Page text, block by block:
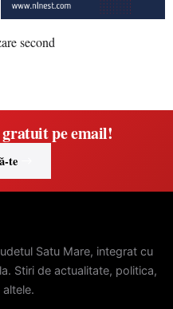
pe email!
te
Satu Mare, integrat cu
Stiri de actualitate, politica,